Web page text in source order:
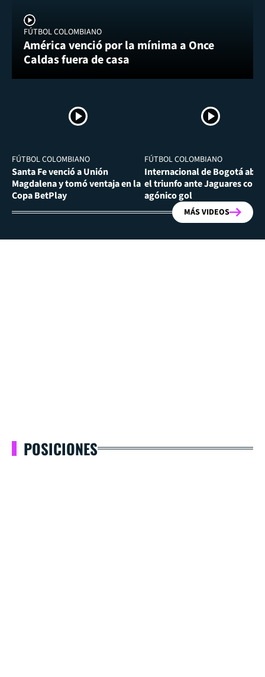
FÚTBOL COLOMBIANO
América venció por la mínima a Once
Caldas fuera de casa
FÚTBOL COLOMBIANO
Santa Fe venció a Unión
Magdalena y tomó ventaja en la
Copa BetPlay
FÚTBOL COLOMBIANO
Internacional de Bogotá
el triunfo ante Jaguares con
agónico gol
MÁS VIDEOS
POSICIONES